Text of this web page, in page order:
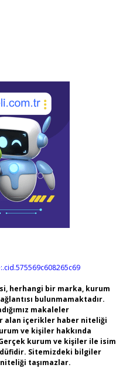
herhangi bir marka, kurum
bulunmamaktadır.
makaleler
alan içerikler haber niteliği
ve kişiler hakkında
kurum ve kişiler ile isim
Sitemizdeki bilgiler
taşımazlar.